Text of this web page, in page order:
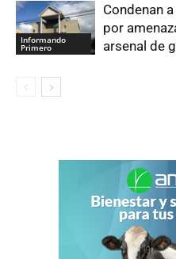
Informando
Primero
Condenan
por
arsenal de